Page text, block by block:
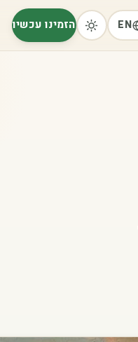
EN הזמינו עכשיו